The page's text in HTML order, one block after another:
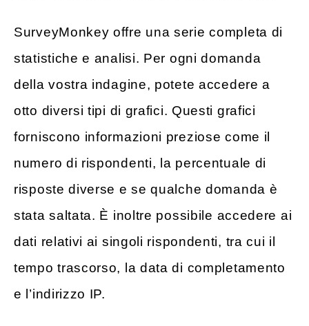
SurveyMonkey offre una serie completa di
statistiche e analisi. Per ogni domanda
della vostra indagine, potete accedere a
otto diversi tipi di grafici. Questi grafici
forniscono informazioni preziose come il
numero di rispondenti, la percentuale di
risposte diverse e se qualche domanda è
stata saltata. È inoltre possibile accedere ai
dati relativi ai singoli rispondenti, tra cui il
tempo trascorso, la data di completamento
e l’indirizzo IP.